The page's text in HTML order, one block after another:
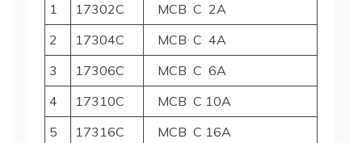
1
17302C
MCB C 2A
2
17304C
MCB C 4A
3
17306C
MCB C 6A
4
17310C
MCB C 10A
5
17316C
MCB C 16A